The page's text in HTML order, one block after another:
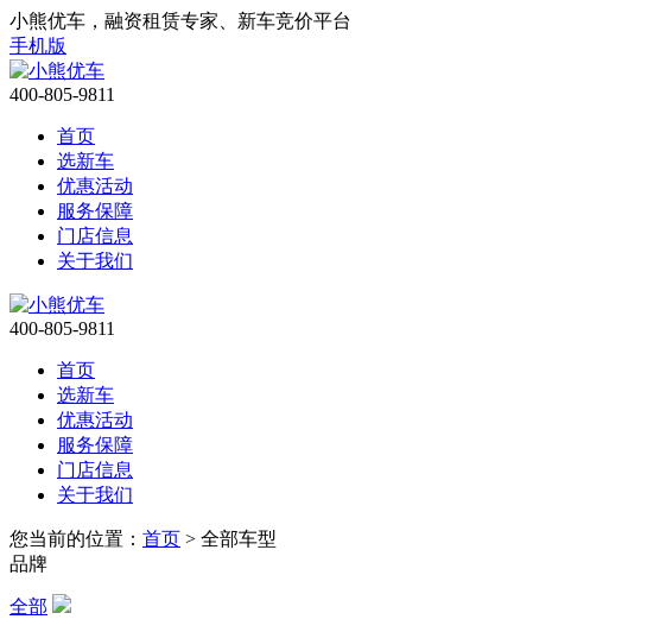
小熊优车，融资租赁专家、新车竞价平台
手机版
400-805-9811
首页
选新车
优惠活动
服务保障
门店信息
关于我们
400-805-9811
首页
选新车
优惠活动
服务保障
门店信息
关于我们
您当前的位置： 首页 > 全部车型
品牌
全部